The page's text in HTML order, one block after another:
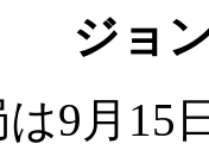
ジョ
9月15